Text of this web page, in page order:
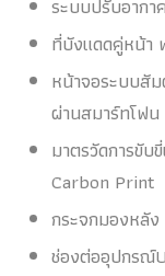
ระบบปรับอาก
ที่บังแดดคู่หน้า
หน้าจอระบบสั
ผ่านสมาร์ทโฟน
มาตรวัดการขั
Carbon Print
กระจกมองหลั
ช่องต่ออุปกรณ์